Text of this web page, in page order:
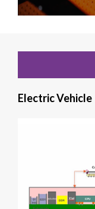
Electric Vehicle